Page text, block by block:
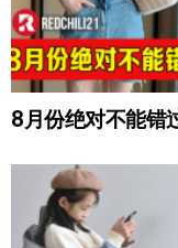
8月份绝对不能